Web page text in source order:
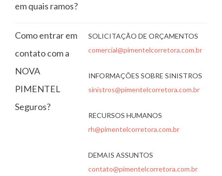
em quais ramos?
Como entrar em
contato com a
NOVA
PIMENTEL
Seguros?
SOLICITAÇÃO DE ORÇAMENTOS
comercial@pimentelcorretora.com.br
INFORMAÇÕES SOBRE SINISTROS
sinistros@pimentelcorretora.com.br
RECURSOS HUMANOS
rh@pimentelcorretora.com.br
DEMAIS ASSUNTOS
contato@pimentelcorretora.com.br